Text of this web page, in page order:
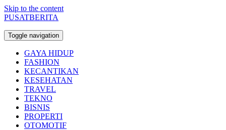
Skip to the content
PUSATBERITA
Toggle navigation
GAYA HIDUP
FASHION
KECANTIKAN
KESEHATAN
TRAVEL
TEKNO
BISNIS
PROPERTI
OTOMOTIF